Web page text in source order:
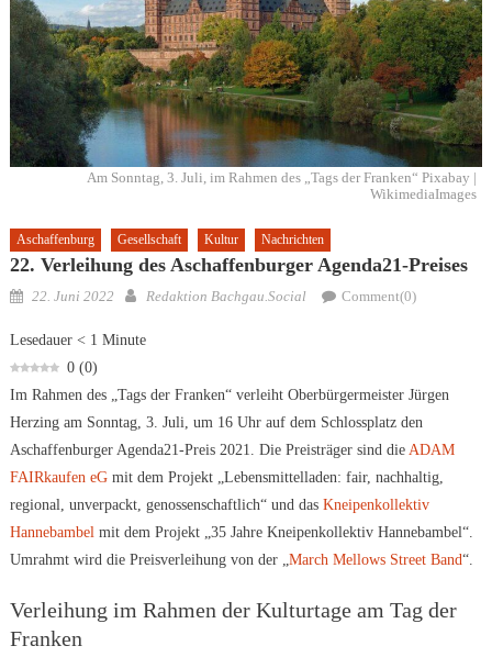
Am Sonntag, 3. Juli, im Rahmen des „Tags der Franken“ Pixabay |
WikimediaImages
Aschaffenburg Gesellschaft Kultur Nachrichten
22. Verleihung des Aschaffenburger Agenda21-Preises
Posted
22. Juni 2022 Author
Redaktion Bachgau.Social Comment(0)
Lesedauer < 1 Minute
0 (0)
Im Rahmen des „Tags der Franken“ verleiht Oberbürgermeister Jürgen
Herzing am Sonntag, 3. Juli, um 16 Uhr auf dem Schlossplatz den
Aschaffenburger Agenda21-Preis 2021. Die Preisträger sind die ADAM
FAIRkaufen eGmit dem Projekt „Lebensmittelladen: fair, nachhaltig,
regional, unverpackt, genossenschaftlich“ und das Kneipenkollektiv
Hannebambel mit dem Projekt „35 Jahre Kneipenkollektiv Hannebambel“.
Umrahmt wird die Preisverleihung von der „ March Mellows Street Band“.
Verleihung im Rahmen der Kulturtage am Tag der
Franken